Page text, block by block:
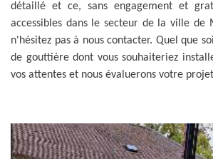
détaillé et ce, sans engagement et
accessibles dans le secteur de la ville de
n'hésitez pas à nous contacter. Quel que
de gouttière dont vous souhaiteriez
vos attentes et nous évaluerons votre